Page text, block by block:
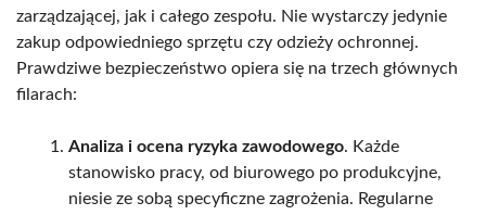
zarządzającej, jak i całego zespołu. Nie wystarczy jedynie
zakup odpowiedniego sprzętu czy odzieży ochronnej.
Prawdziwe bezpieczeństwo opiera się na trzech głównych
filarach:
Analiza i ocena ryzyka zawodowego. Każde
stanowisko pracy, od biurowego po produkcyjne,
niesie ze sobą specyficzne zagrożenia. Regularne